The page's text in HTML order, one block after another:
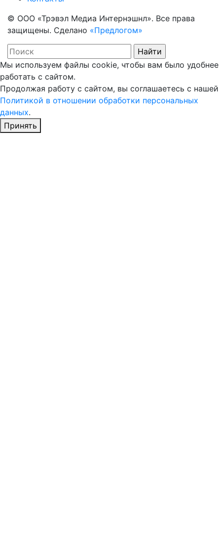
© ООО «Трэвэл Медиа Интернэшнл». Все права
защищены. Сделано «Предлогом»
Мы используем файлы cookie, чтобы вам было удобнее
работать с сайтом.
Продолжая работу с сайтом, вы соглашаетесь с нашей
Политикой в отношении обработки персональных
данных.
Принять